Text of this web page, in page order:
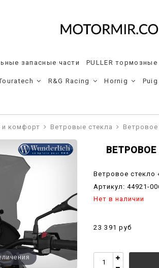
запасные части PULLER
R&G Racing Hornig Puig
и комфорт Ветровые стекла Ветровое
ВЕТРОВОЕ
Ветровое стекло
Артикул:44921-
Нет в наличии
23 391 руб